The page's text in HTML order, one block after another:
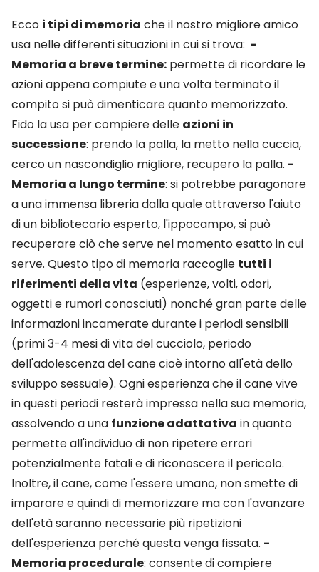
Ecco i tipi di memoria che il nostro migliore amico
usa nelle differenti situazioni in cui si trova: -
Memoria a breve termine: permette di ricordare le
azioni appena compiute e una volta terminato il
compito si può dimenticare quanto memorizzato.
Fido la usa per compiere delle azioni in
successione: prendo la palla, la metto nella cuccia,
cerco un nascondiglio migliore, recupero la palla. -
Memoria a lungo termine: si potrebbe paragonare
a una immensa libreria dalla quale attraverso l'aiuto
di un bibliotecario esperto, l'ippocampo, si può
recuperare ciò che serve nel momento esatto in cui
serve. Questo tipo di memoria raccoglie tutti i
riferimenti della vita (esperienze, volti, odori,
oggetti e rumori conosciuti) nonché gran parte delle
informazioni incamerate durante i periodi sensibili
(primi 3-4 mesi di vita del cucciolo, periodo
dell'adolescenza del cane cioè intorno all'età dello
sviluppo sessuale). Ogni esperienza che il cane vive
in questi periodi resterà impressa nella sua memoria,
assolvendo a una funzione adattativa in quanto
permette all'individuo di non ripetere errori
potenzialmente fatali e di riconoscere il pericolo.
Inoltre, il cane, come l'essere umano, non smette di
imparare e quindi di memorizzare ma con l'avanzare
dell'età saranno necessarie più ripetizioni
dell'esperienza perché questa venga fissata. -
Memoria procedurale: consente di compiere